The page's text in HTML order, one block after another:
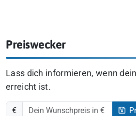
Preiswecker
Lass dich informieren, wenn
erreicht ist.
€